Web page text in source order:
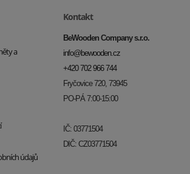
a
údajů
Kontakt
BeWooden Company s.r.o.
info@bewooden.cz
+420 702 966 744
Fryčovice 720, 73945
PO-PÁ 7:00-15:00
IČ: 03771504
DIČ: CZ03771504